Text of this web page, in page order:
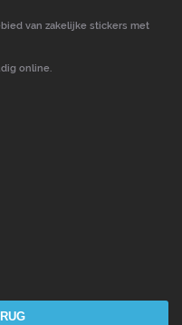
van zakelijke stickers met
online.